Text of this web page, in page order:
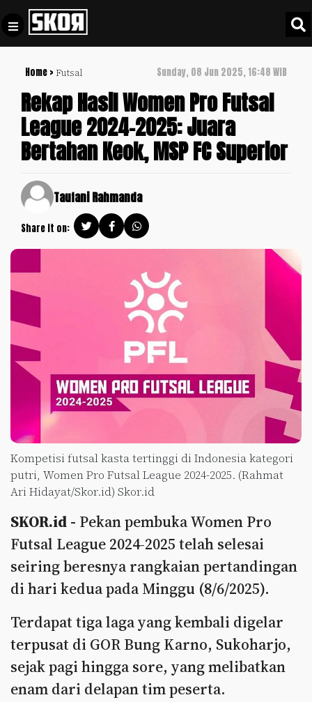
Home > Futsal Sunday, 08 Jun 2025, 16:48 WIB
Rekap Hasil Women Pro Futsal
League 2024-2025: Juara
Bertahan Keok, MSP FC Superior
Taufani Rahmanda
Share it on:
Kompetisi futsal kasta tertinggi di Indonesia kategori
putri, Women Pro Futsal League 2024-2025. (Rahmat
Ari Hidayat/Skor.id) Skor.id
SKOR.id - Pekan pembuka Women Pro
Futsal League 2024-2025 telah selesai
seiring beresnya rangkaian pertandingan
di hari kedua pada Minggu (8/6/2025).
Terdapat tiga laga yang kembali digelar
terpusat di GOR Bung Karno, Sukoharjo,
sejak pagi hingga sore, yang melibatkan
enam dari delapan tim peserta.
Football +
Culture +
Update
Indonesia
Policy
Pedoman
Pemberitaan
Media
Disclaimer
Tentang
Kami